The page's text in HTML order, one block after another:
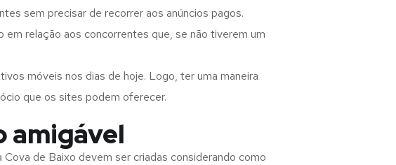
sem precisar de recorrer aos anúncios pagos.
relação aos concorrentes que, se não tiverem um
móveis nos dias de hoje. Logo, ter uma maneira
que os sites podem oferecer.
amigável
Cova de Baixo devem ser criadas considerando como